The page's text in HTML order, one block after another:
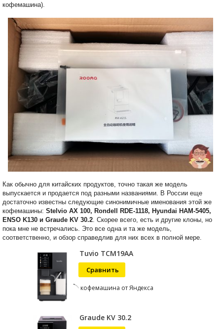
кофемашина).
Как обычно для китайских продуктов, точно такая же модель
выпускается и продается под разными названиями. В России еще
достаточно известны следующие синонимичные именования этой же
кофемашины: Stelvio AX 100, Rondell RDE-1118, Hyundai HAM-5405,
ENSO K130 и Graude KV 30.2 . Скорее всего, есть и другие клоны, но
пока мне не встречались. Это все одна и та же модель,
соответственно, и обзор справедлив для них всех в полной мере.
Tuvio TCM19AA
Сравнить
кофемашина от Яндекса
Graude KV 30.2